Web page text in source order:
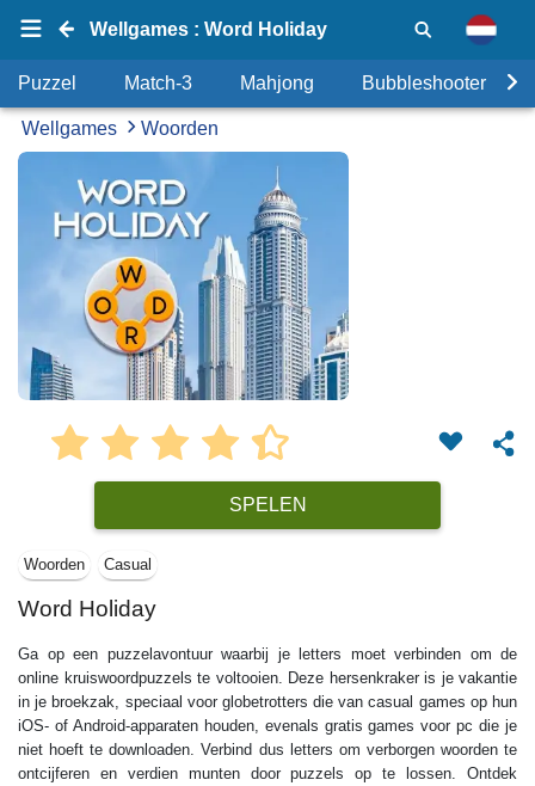
Wellgames : Word Holiday
Puzzel Match-3 Mahjong Bubbleshooter
Wellgames Woorden
SPELEN
Woorden Casual
Word Holiday
Ga op een puzzelavontuur waarbij je letters moet verbinden om de
online kruiswoordpuzzels te voltooien. Deze hersenkraker is je vakantie
in je broekzak, speciaal voor globetrotters die van casual games op hun
iOS- of Android-apparaten houden, evenals gratis games voor pc die je
niet hoeft te downloaden. Verbind dus letters om verborgen woorden te
ontcijferen en verdien munten door puzzels op te lossen. Ontdek